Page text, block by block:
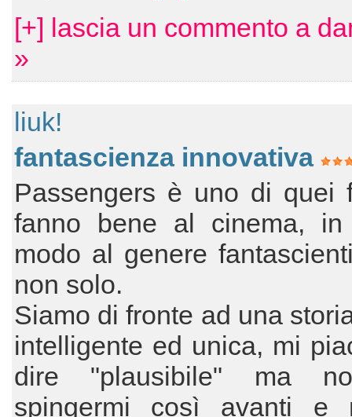
[+] lascia un commento a
»
liuk!
fantascienza innovativa
Passengers è uno di quei
fanno bene al cinema, in
modo al genere
non solo.
Siamo di fronte ad una
intelligente ed unica, mi
dire "plausibile" ma
spingermi così avanti e